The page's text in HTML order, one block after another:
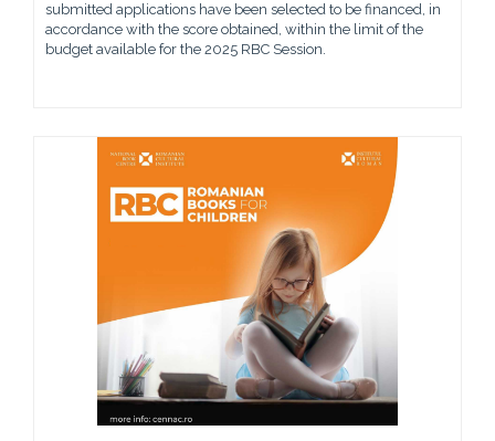
submitted applications have been selected to be financed, in
accordance with the score obtained, within the limit of the
budget available for the 2025 RBC Session.